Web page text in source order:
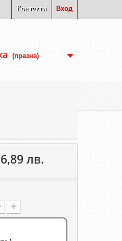
Вход
Контакти
(празна)
лв.